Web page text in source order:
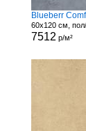
Blueberr
60x120 см,
7512 р/м²